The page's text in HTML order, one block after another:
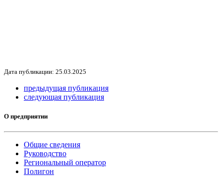
Дата публикации: 25.03.2025
предыдущая публикация
следующая публикация
О предприятии
Общие сведения
Руководство
Региональный оператор
Полигон